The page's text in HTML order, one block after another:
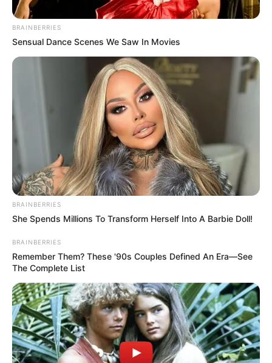
Posted
in
Friss hírek
Orbán jó hírt hozott: 800 ezer
családnál komoly pénz áll a
házhoz idén év elején
March 4, 2026
2026 itt a repülőrajt. Nem ígérgetünk, hanem
dolgozunk és teljesítünk – mondta Facebook-
videójában Orbán Viktor. A miniszterelnök
BRAINBERRIES
Sensual Dance Scenes We Saw In Movies
BRAINBERRIES
She Spends Millions To Transform Herself Into A Barbie Doll!
BRAINBERRIES
Remember Them? These '90s Couples Defined An Era—See
The Complete List